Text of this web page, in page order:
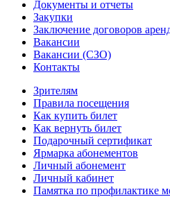
Документы и отчеты
Закупки
Заключение договоров
Вакансии
Вакансии (СЗО)
Контакты
Зрителям
Правила посещения
Как купить билет
Как вернуть билет
Подарочный сертификат
Ярмарка абонементов
Личный абонемент
Личный кабинет
Памятка по профилактике